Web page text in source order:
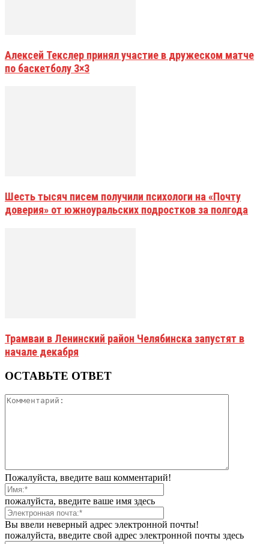
Алексей Текслер принял участие в дружеском матче
по баскетболу 3×3
Шесть тысяч писем получили психологи на «Почту
доверия» от южноуральских подростков за полгода
Трамваи в Ленинский район Челябинска запустят в
начале декабря
ОСТАВЬТЕ ОТВЕТ
Пожалуйста, введите ваш комментарий!
пожалуйста, введите ваше имя здесь
Вы ввели неверный адрес электронной почты!
пожалуйста, введите свой адрес электронной почты здесь